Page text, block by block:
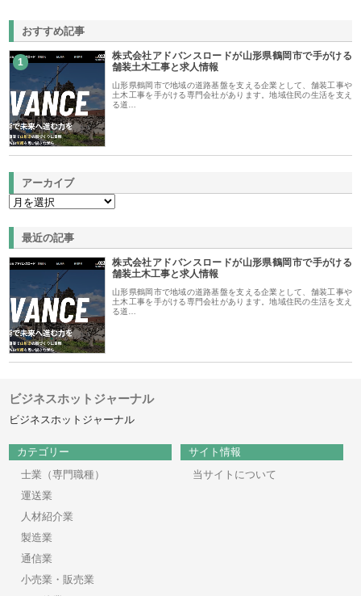
おすすめ記事
1
株式会社アドバンスロードが山形県鶴岡市で手がける
舗装土木工事と求人情報
山形県鶴岡市で地域の道路基盤を支える企業として、舗装工事や
土木工事を手がける専門会社があります。地域住民の生活を支え
る道…
アーカイブ
最近の記事
株式会社アドバンスロードが山形県鶴岡市で手がける
舗装土木工事と求人情報
山形県鶴岡市で地域の道路基盤を支える企業として、舗装工事や
土木工事を手がける専門会社があります。地域住民の生活を支え
る道…
ビジネスホットジャーナル
ビジネスホットジャーナル
カテゴリー
士業（専門職種）
運送業
人材紹介業
製造業
通信業
小売業・販売業
サイト情報
当サイトについて